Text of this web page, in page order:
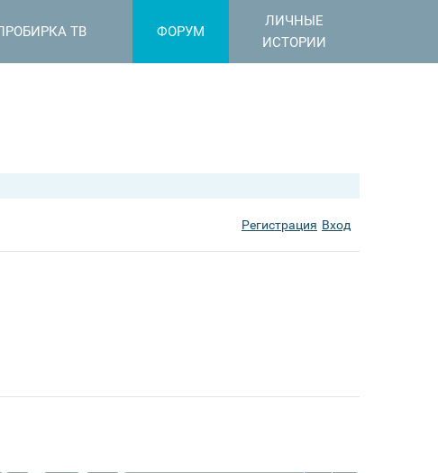
ТВ ФОРУМ
ЛИЧНЫЕ
ИСТОРИИ
Регистрация Вход